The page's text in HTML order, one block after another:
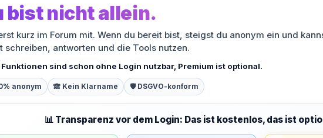
bist nicht allein.
kurz im Forum mit. Wenn du bereit bist, steigst du anonym ein und
schreiben, antworten und die Tools nutzen.
sind schon ohne Login nutzbar, Premium ist optional.
anonym 🙈 Kein Klarname 🛡️ DSGVO-konform
📊 Transparenz vor dem Login: Das ist kostenlos, das ist